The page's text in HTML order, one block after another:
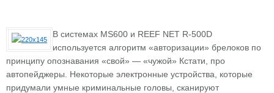
В системах MS600 и REEF NET R-500D
используется алгоритм «авторизации» брелоков по
принципу опознавания «свой» — «чужой» Кстати, про
автопейджеры. Некоторые электронные устройства, которые
придумали умные криминальные головы, сканируют